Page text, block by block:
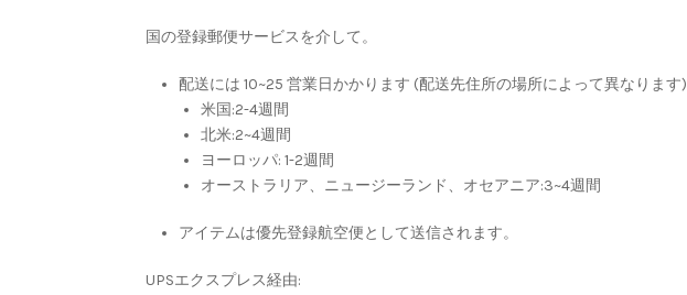
国の登録郵便サービスを介して。
配送には 10~25 営業日かかります (配送先住所の場所によって異なります)
米国:2-4週間
北米:2~4週間
ヨーロッパ: 1-2週間
オーストラリア、ニュージーランド、オセアニア:3~4週間
アイテムは優先登録航空便として送信されます。
UPSエクスプレス経由: